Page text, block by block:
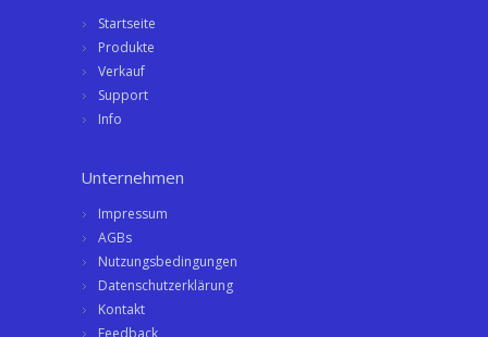
Startseite
Produkte
Verkauf
Support
Info
Unternehmen
Impressum
AGBs
Nutzungsbedingungen
Datenschutzerklärung
Kontakt
Feedback